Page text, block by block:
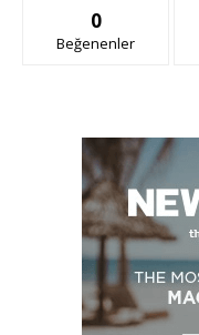
0
Beğenenler